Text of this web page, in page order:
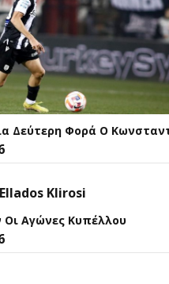
Δεύτερη Φορά Ο
Οι Αγώνες Κυπέλλου